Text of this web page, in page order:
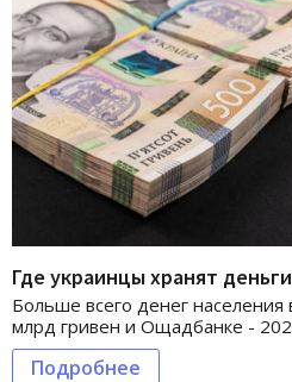
Где украинцы хранят
Больше всего денег
млрд гривен и Ощадбанке -
Подробнее